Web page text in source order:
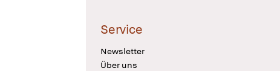
Service
Newsletter
Über uns